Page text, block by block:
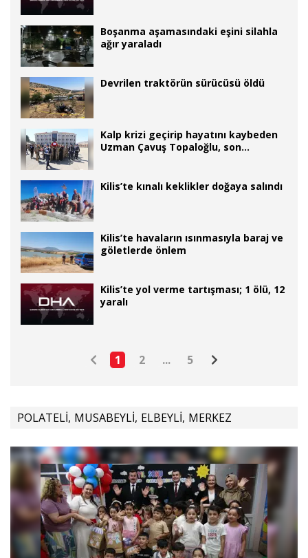
Boşanma aşamasındaki eşini silahla
ağır yaraladı
Devrilen traktörün sürücüsü öldü
Kalp krizi geçirip hayatını kaybeden
Uzman Çavuş Topaloğlu, son
Kilis’te kınalı keklikler doğaya salındı
Kilis’te havaların ısınmasıyla baraj ve
göletlerde önlem
Kilis’te yol verme tartışması; 1 ölü, 12
yaralı
1 2 ... 5
POLATELİ, MUSABEYLİ, ELBEYLİ, MERKEZ